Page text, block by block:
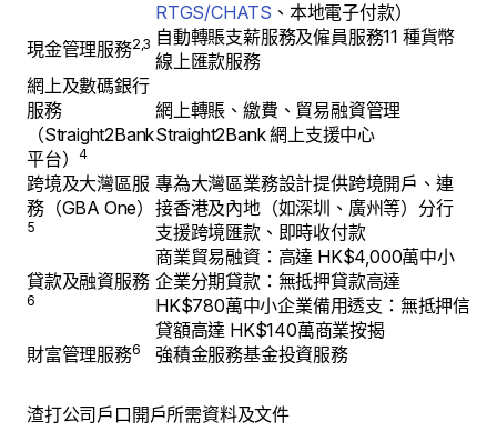
RTGS/CHATS 、本地電子付款）
現金管理服務2,3 自動轉賬支薪服務及僱員服務11 種貨幣
線上匯款服務
網上及數碼銀行
服務
（Straight2Bank
平台）4
網上轉賬、繳費、貿易融資管理
Straight2Bank 網上支援中心
跨境及大灣區服
務（GBA One）
5
專為大灣區業務設計提供跨境開戶、連
接香港及內地（如深圳、廣州等）分行
支援跨境匯款、即時收付款
貸款及融資服務
6
商業貿易融資：高達 HK$4,000萬中小
企業分期貸款：無抵押貸款高達
HK$780萬中小企業備用透支：無抵押信
貸額高達 HK$140萬商業按揭
財富管理服務6 強積金服務基金投資服務
渣打公司戶口開戶所需資料及文件